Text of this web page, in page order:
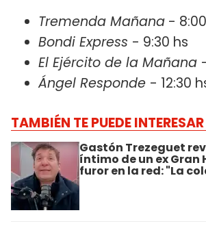
Tremenda Mañana -
Bondi Express - 9:30 hs
El Ejército de la Mañana
Ángel Responde - 12:30
TAMBIÉN TE PUEDE INTERESAR
Gastón Trezeguet
íntimo de un ex Gran
furor en la red: "La